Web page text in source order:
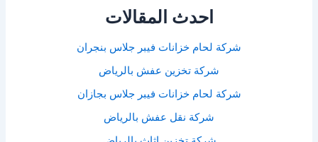
احدث المقالات
شركة لحام خزانات فيبر جلاس بنجران
شركة تخزين عفش بالرياض
شركة لحام خزانات فيبر جلاس بجازان
شركة نقل عفش بالرياض